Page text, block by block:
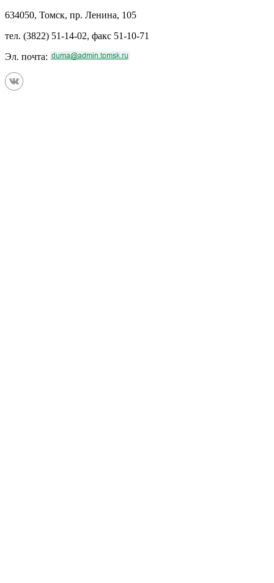
634050, Томск, пр. Ленина, 105
тел. (3822) 51-14-02, факс 51-10-71
Эл. почта: